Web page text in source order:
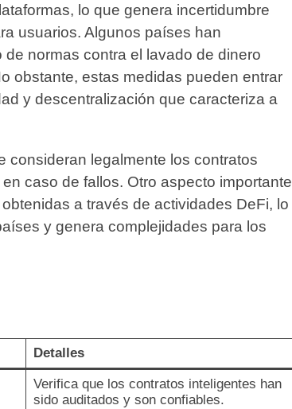
lo que genera incertidumbre
usuarios. Algunos países han
normas contra el lavado de dinero
obstante, estas medidas pueden entrar
y descentralización que caracteriza a
consideran legalmente los contratos
caso de fallos. Otro aspecto importante
a través de actividades DeFi, lo
y genera complejidades para los
Detalles
Verifica que los contratos inteligentes han
sido auditados y son confiables.